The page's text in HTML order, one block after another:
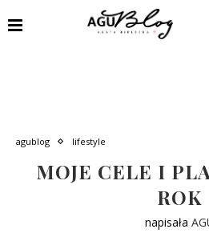
agublog lifestyle
MOJE CELE I
ROK
napisała